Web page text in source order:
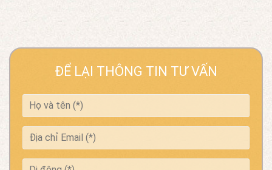
ĐỂ LẠI THÔNG TIN TƯ VẤN